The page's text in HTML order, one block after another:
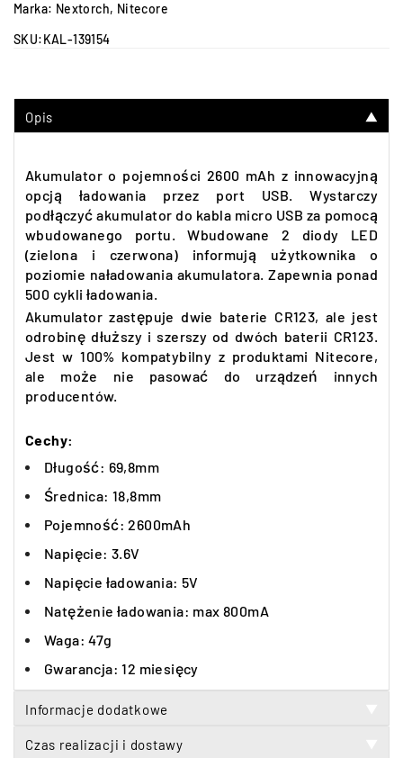
Marka: Nextorch, Nitecore
SKU:KAL-139154
Opis ▼
Akumulator o pojemności 2600 mAh z innowacyjną
opcją ładowania przez port USB. Wystarczy
podłączyć akumulator do kabla micro USB za pomocą
wbudowanego portu. Wbudowane 2 diody LED
(zielona i czerwona) informują użytkownika o
poziomie naładowania akumulatora. Zapewnia ponad
500 cykli ładowania.
Akumulator zastępuje dwie baterie CR123, ale jest
odrobinę dłuższy i szerszy od dwóch baterii CR123.
Jest w 100% kompatybilny z produktami Nitecore,
ale może nie pasować do urządzeń innych
producentów.
Cechy:
Długość: 69,8mm
Średnica: 18,8mm
Pojemność: 2600mAh
Napięcie: 3.6V
Napięcie ładowania: 5V
Natężenie ładowania: max 800mA
Waga: 47g
Gwarancja: 12 miesięcy
Informacje dodatkowe
Czas realizacji i dostawy